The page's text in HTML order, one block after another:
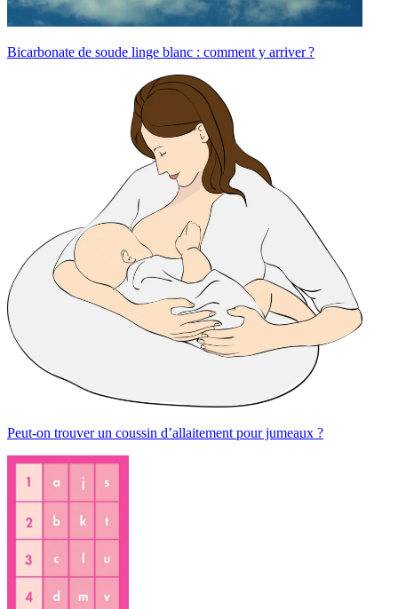
Bicarbonate de soude linge blanc : comment y arriver ?
Peut-on trouver un coussin d’allaitement pour jumeaux ?